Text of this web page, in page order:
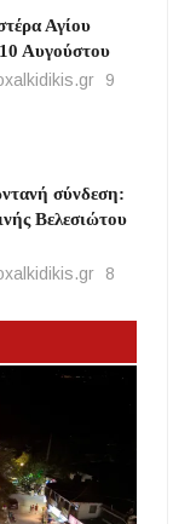
Αγίου
Αυγούστου
9
σύνδεση:
Βελεσιώτου
8